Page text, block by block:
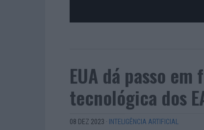
EUA dá passo
tecnológica dos
08 DEZ 2023 · INTELIGÊNCIA ARTIFICIAL